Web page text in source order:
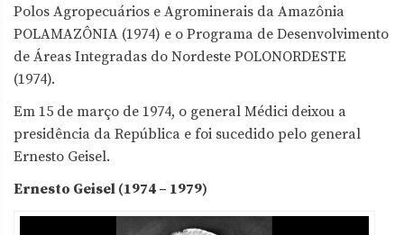
Polos Agropecuários e Agrominerais da Amazônia
POLAMAZÔNIA (1974) e o Programa de Desenvolvimento
de Áreas Integradas do Nordeste POLONORDESTE
(1974).
Em 15 de março de 1974, o general Médici deixou a
presidência da República e foi sucedido pelo general
Ernesto Geisel.
Ernesto Geisel (1974 – 1979)